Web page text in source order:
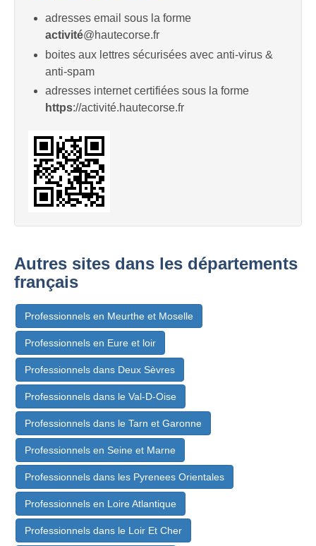
adresses email sous la forme
activité@hautecorse.fr
boites aux lettres sécurisées avec anti-virus &
anti-spam
adresses internet certifiées sous la forme
https://activité.hautecorse.fr
Autres sites dans les départements
français
Professionnels en Meurthe et Moselle
Professionnels en Eure et loir
Professionnels dans Deux Sèvres
Professionnels dans le Val-D-Oise
Professionnels dans le Tarn et Garonne
Professionnels en Seine et Marne
Professionnels dans les Pyrenees Orientales
Professionnels en Loire Atlantique
Professionnels dans le Loir Et Cher